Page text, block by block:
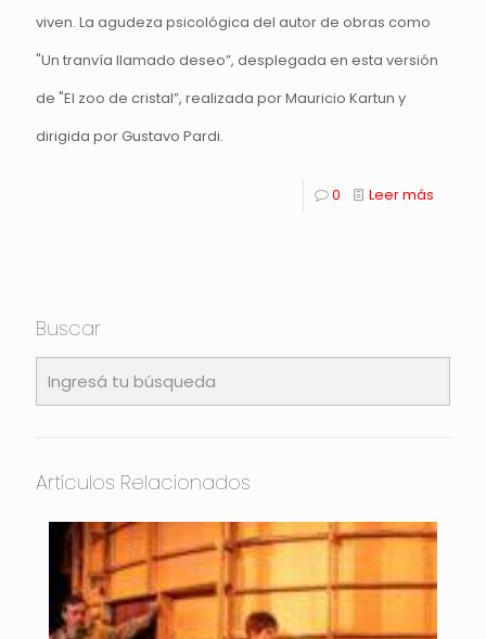
viven. La agudeza psicológica del autor de obras como
"Un tranvía llamado deseo”, desplegada en esta versión
de "El zoo de cristal”, realizada por Mauricio Kartun y
dirigida por Gustavo Pardi.
0 Leer más
Buscar
Artículos Relacionados